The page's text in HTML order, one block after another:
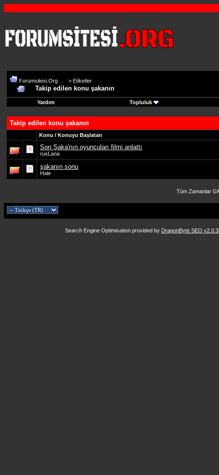
Forumsitesi.Org > Etiketler
Takip edilen konu şakanın
Yardım Topluluk
Takip edilen konu şakanın
Konu / Konuyu Başlatan
Son Şaka'nın oyuncuları filmi anlattı
rusLana
şakanın sonu
Hale
Tüm Zamanlar
Search Engine Optimisation provided by DragonByte SEO